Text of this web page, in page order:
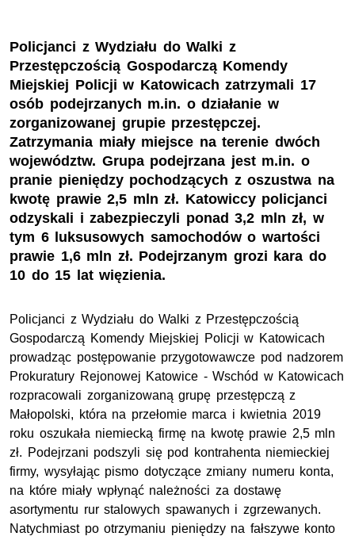
Policjanci z Wydziału do Walki z
Przestępczością Gospodarczą Komendy
Miejskiej Policji w Katowicach zatrzymali 17
osób podejrzanych m.in. o działanie w
zorganizowanej grupie przestępczej.
Zatrzymania miały miejsce na terenie dwóch
województw. Grupa podejrzana jest m.in. o
pranie pieniędzy pochodzących z oszustwa na
kwotę prawie 2,5 mln zł. Katowiccy policjanci
odzyskali i zabezpieczyli ponad 3,2 mln zł, w
tym 6 luksusowych samochodów o wartości
prawie 1,6 mln zł. Podejrzanym grozi kara do
10 do 15 lat więzienia.
Policjanci z Wydziału do Walki z Przestępczością
Gospodarczą Komendy Miejskiej Policji w Katowicach
prowadząc postępowanie przygotowawcze pod nadzorem
Prokuratury Rejonowej Katowice - Wschód w Katowicach
rozpracowali zorganizowaną grupę przestępczą z
Małopolski, która na przełomie marca i kwietnia 2019
roku oszukała niemiecką firmę na kwotę prawie 2,5 mln
zł. Podejrzani podszyli się pod kontrahenta niemieckiej
firmy, wysyłając pismo dotyczące zmiany numeru konta,
na które miały wpłynąć należności za dostawę
asortymentu rur stalowych spawanych i zgrzewanych.
Natychmiast po otrzymaniu pieniędzy na fałszywe konto